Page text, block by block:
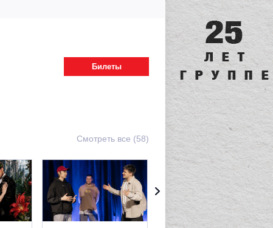
Билеты
Смотреть все (58)